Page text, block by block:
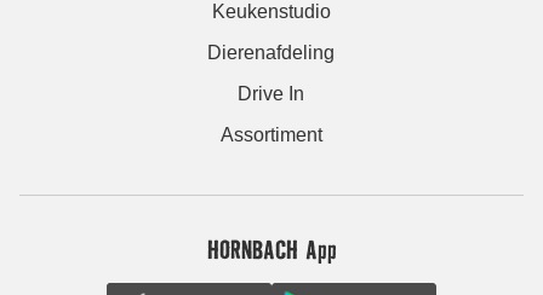
Keukenstudio
Dierenafdeling
Drive In
Assortiment
HORNBACH App